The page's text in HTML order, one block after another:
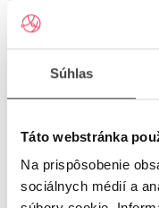
Súhlas
Táto webstránka
Na prispôsobenie
sociálnych médií a
prenajatého resp.
alebo GIGA Connect
podľa platnej Tarify resp.
s odbornou inštaláciou),
UPC Internet.
poskytovať len s využitím
GIGA Connect Box 6 od
podmienok aktuálne
to v lokalitách